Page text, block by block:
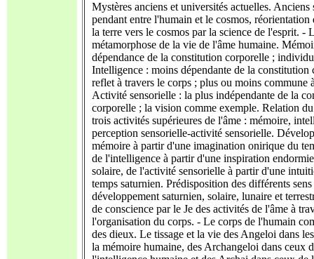
Mystères anciens et universités actuelles. Anciens
pendant entre l'humain et le cosmos, réorientation
la terre vers le cosmos par la science de l'esprit. -
métamorphose de la vie de l'âme humaine.
dépendance de la constitution corporelle ;
Intelligence : moins dépendante de la constitution
reflet à travers le corps ; plus ou moins commune
Activité sensorielle : la plus indépendante de la
corporelle ; la vision comme exemple. Relation du
trois activités supérieures de l'âme : mémoire,
perception sensorielle-activité sensorielle.
mémoire à partir d'une imagination onirique du
de l'intelligence à partir d'une inspiration
solaire, de l'activité sensorielle à partir d'une
temps saturnien. Prédisposition des différents
développement saturnien, solaire, lunaire et
de conscience par le Je des activités de l'âme à
l'organisation du corps. - Le corps de l'humain
des dieux. Le tissage et la vie des Angeloi dans
la mémoire humaine, des Archangeloi dans ceux